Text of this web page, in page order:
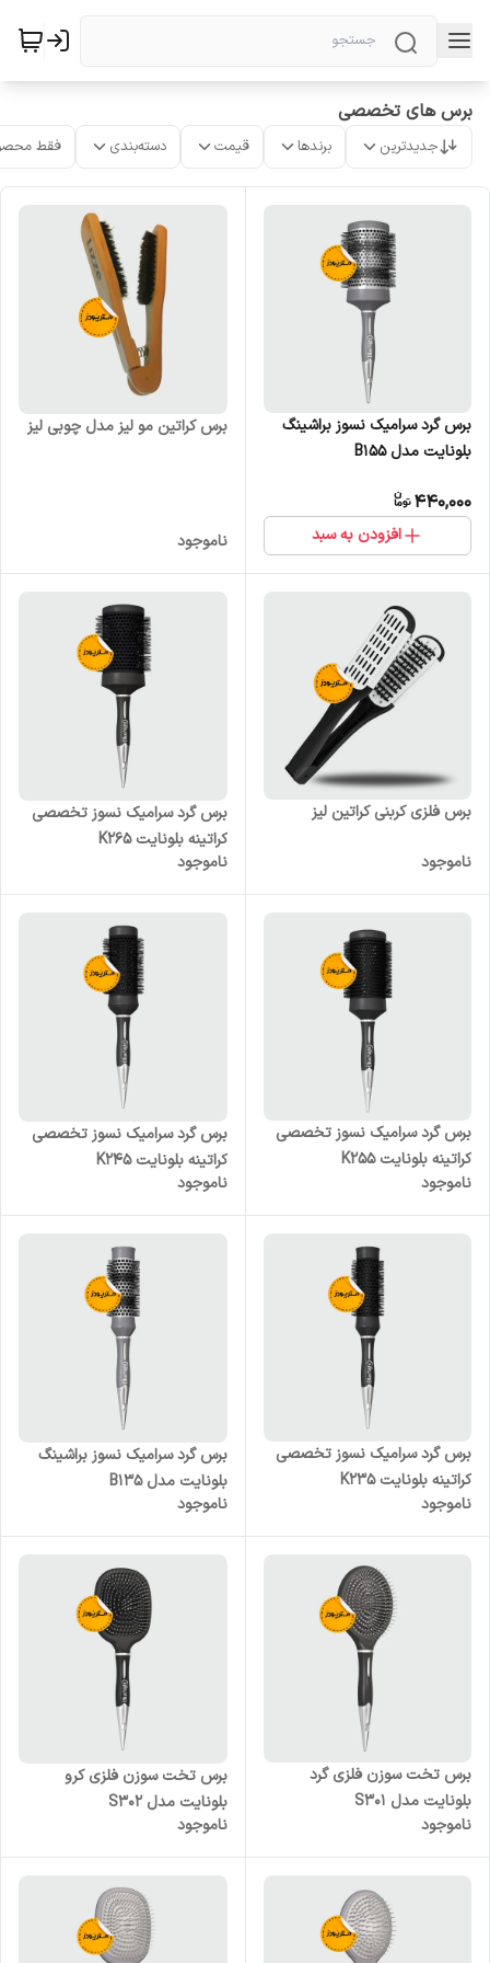
برس های تخصصی
جدیدترین برندها قیمت دسته‌بندی فقط
برس گرد سرامیک نسوز براشینگ
بلونایت مدل B155
440,000
افزودن به سبد
برس کراتین مو لیز مدل چوبی لیز
ناموجود
برس فلزی کربنی کراتین لیز
ناموجود
برس گرد سرامیک نسوز تخصصی
کراتینه بلونایت K265
ناموجود
برس گرد سرامیک نسوز تخصصی
کراتینه بلونایت K255
ناموجود
برس گرد سرامیک نسوز تخصصی
کراتینه بلونایت K245
ناموجود
برس گرد سرامیک نسوز تخصصی
کراتینه بلونایت K235
ناموجود
برس گرد سرامیک نسوز براشینگ
بلونایت مدل B135
ناموجود
برس تخت سوزن فلزی گرد
بلونایت مدل S301
ناموجود
برس تخت سوزن فلزی کرو
بلونایت مدل S302
ناموجود